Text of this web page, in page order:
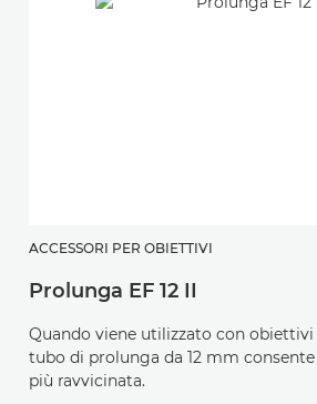
ACCESSORI PER OBIETTIVI
Prolunga EF 12 II
Quando viene utilizzato con obiettivi
tubo di prolunga da 12 mm
più ravvicinata.